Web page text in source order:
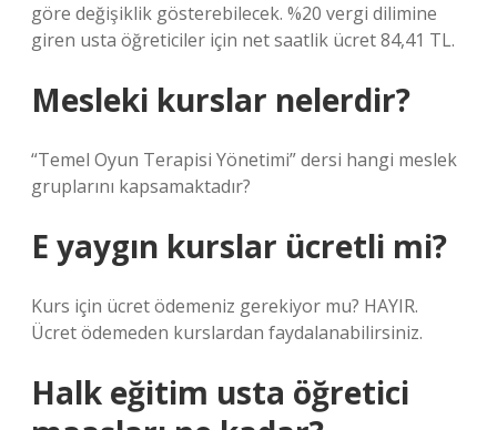
göre değişiklik gösterebilecek. %20 vergi dilimine
giren usta öğreticiler için net saatlik ücret 84,41 TL.
Mesleki kurslar nelerdir?
“Temel Oyun Terapisi Yönetimi” dersi hangi meslek
gruplarını kapsamaktadır?
E yaygın kurslar ücretli mi?
Kurs için ücret ödemeniz gerekiyor mu? HAYIR.
Ücret ödemeden kurslardan faydalanabilirsiniz.
Halk eğitim usta öğretici